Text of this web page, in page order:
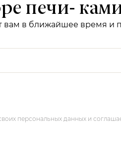
печи-
вам в ближайшее время и
персональных данных и